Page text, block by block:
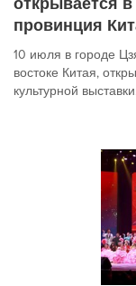
провинция
10 июля в городе
востоке Китая,
культурной